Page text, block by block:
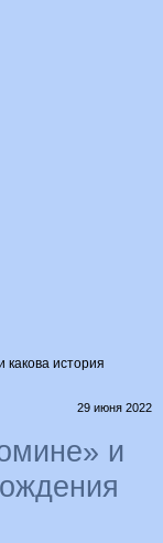
какова история
29 июня 2022
и